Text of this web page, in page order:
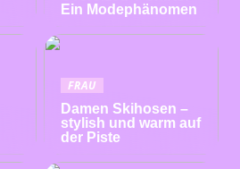
Ein Modephänomen
FRAU
Damen Skihosen –
stylish und warm auf
der Piste